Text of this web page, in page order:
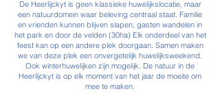
De Heerlijckyt is geen klassieke huwelijkslocatie, maar
een natuurdomein waar beleving centraal staat. Familie
en vrienden kunnen blijven slapen, gasten wandelen in
het park en door de velden (30ha) Elk onderdeel van het
feest kan op een andere plek doorgaan. Samen maken
we van deze plek een onvergetelijk huwelijksweekend.
Ook winterhuwelijken zijn mogelijk. De natuur in de
Heerlijckyt is op elk moment van het jaar de moeite om
mee te maken.